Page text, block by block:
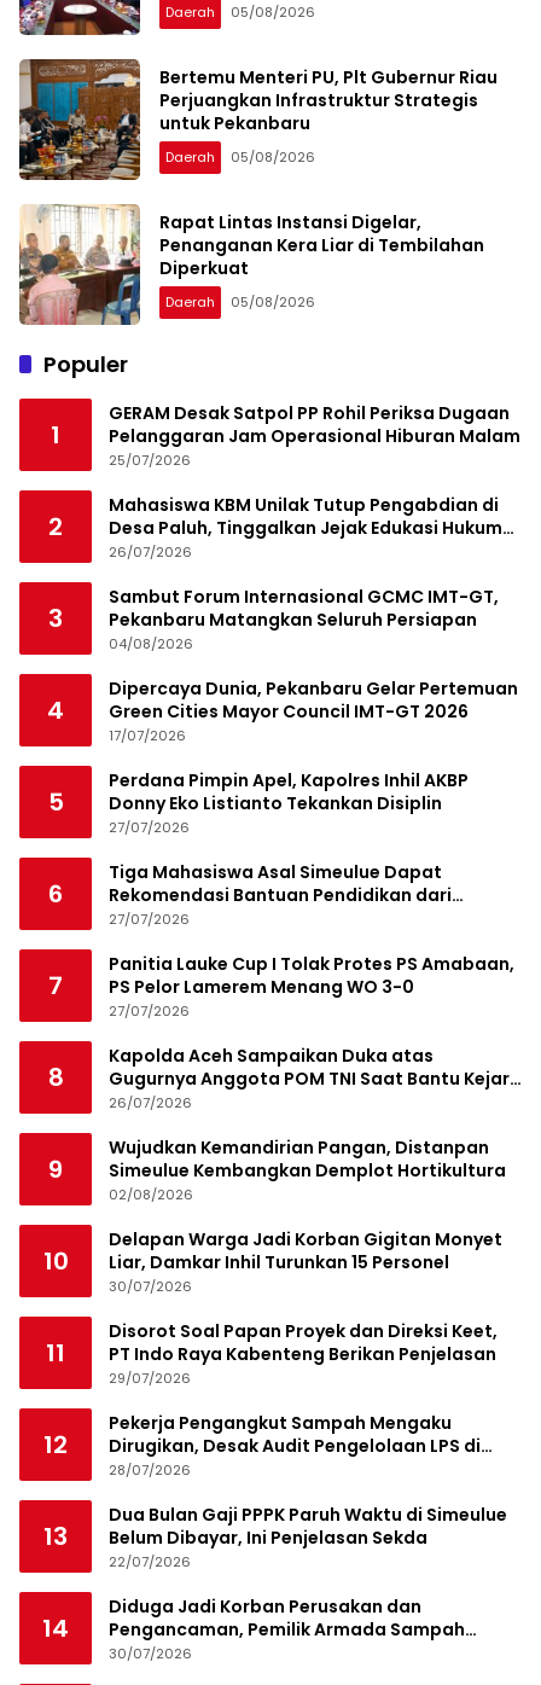
Daerah 05/08/2026
Bertemu Menteri PU, Plt Gubernur Riau
Perjuangkan Infrastruktur Strategis
untuk Pekanbaru
Daerah 05/08/2026
Rapat Lintas Instansi Digelar,
Penanganan Kera Liar di Tembilahan
Diperkuat
Daerah 05/08/2026
Populer
1
GERAM Desak Satpol PP Rohil Periksa Dugaan
Pelanggaran Jam Operasional Hiburan Malam
25/07/2026
2
Mahasiswa KBM Unilak Tutup Pengabdian di
Desa Paluh, Tinggalkan Jejak Edukasi Hukum
dan Aksi Sosial
26/07/2026
3
Sambut Forum Internasional GCMC IMT-GT,
Pekanbaru Matangkan Seluruh Persiapan
04/08/2026
4
Dipercaya Dunia, Pekanbaru Gelar Pertemuan
Green Cities Mayor Council IMT-GT 2026
17/07/2026
5
Perdana Pimpin Apel, Kapolres Inhil AKBP
Donny Eko Listianto Tekankan Disiplin
27/07/2026
6
Tiga Mahasiswa Asal Simeulue Dapat
Rekomendasi Bantuan Pendidikan dari
Jamaluddin Idham
27/07/2026
7
Panitia Lauke Cup I Tolak Protes PS Amabaan,
PS Pelor Lamerem Menang WO 3-0
27/07/2026
8
Kapolda Aceh Sampaikan Duka atas
Gugurnya Anggota POM TNI Saat Bantu Kejar
Bandar Narkoba
26/07/2026
9
Wujudkan Kemandirian Pangan, Distanpan
Simeulue Kembangkan Demplot Hortikultura
02/08/2026
10
Delapan Warga Jadi Korban Gigitan Monyet
Liar, Damkar Inhil Turunkan 15 Personel
30/07/2026
11
Disorot Soal Papan Proyek dan Direksi Keet,
PT Indo Raya Kabenteng Berikan Penjelasan
29/07/2026
12
Pekerja Pengangkut Sampah Mengaku
Dirugikan, Desak Audit Pengelolaan LPS di
Pekanbaru
28/07/2026
13
Dua Bulan Gaji PPPK Paruh Waktu di Simeulue
Belum Dibayar, Ini Penjelasan Sekda
22/07/2026
14
Diduga Jadi Korban Perusakan dan
Pengancaman, Pemilik Armada Sampah
Siapkan Laporan Polisi
30/07/2026